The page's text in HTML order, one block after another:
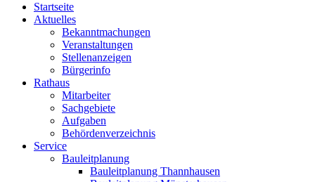
Startseite
Aktuelles
Bekanntmachungen
Veranstaltungen
Stellenanzeigen
Bürgerinfo
Rathaus
Mitarbeiter
Sachgebiete
Aufgaben
Behördenverzeichnis
Service
Bauleitplanung
Bauleitplanung Thannhausen